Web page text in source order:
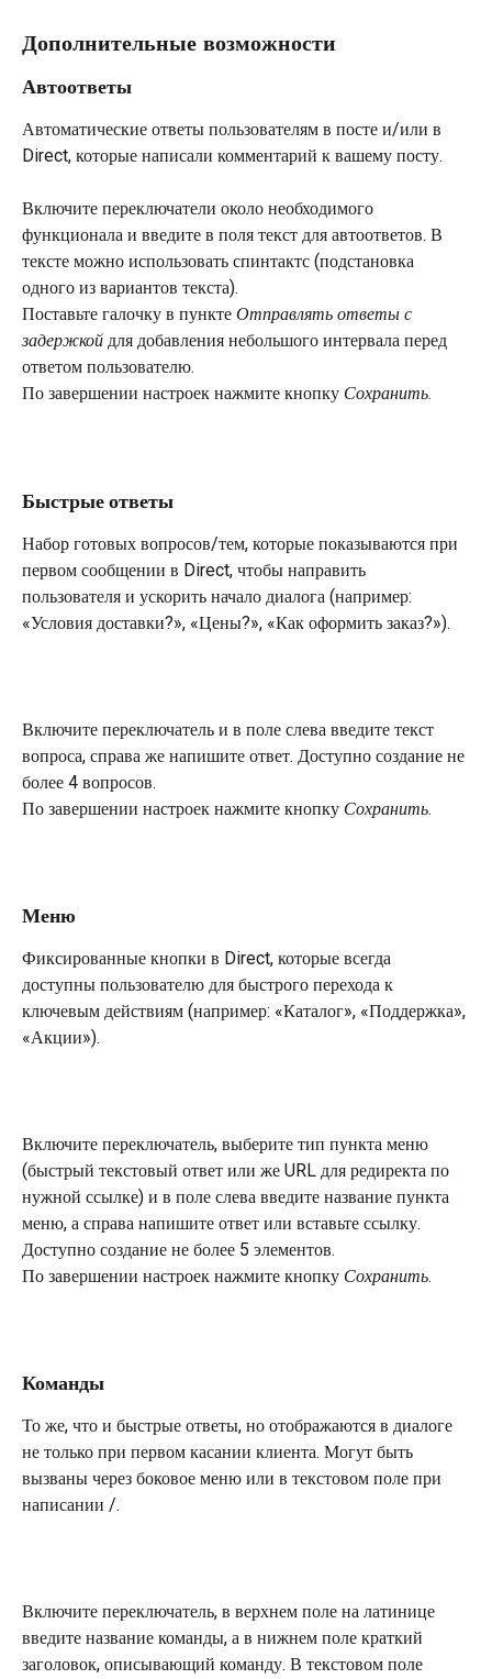
Дополнительные возможности
Автоответы
Автоматические ответы пользователям в посте и/или в
Direct, которые написали комментарий к вашему посту.
Включите переключатели около необходимого
функционала и введите в поля текст для автоответов. В
тексте можно использовать спинтактс (подстановка
одного из вариантов текста).
Поставьте галочку в пункте Отправлять ответы с
задержкой для добавления небольшого интервала перед
ответом пользователю.
По завершении настроек нажмите кнопку Сохранить.
Быстрые ответы
Набор готовых вопросов/тем, которые показываются при
первом сообщении в Direct, чтобы направить
пользователя и ускорить начало диалога (например:
«Условия доставки?», «Цены?», «Как оформить заказ?»).
Включите переключатель и в поле слева введите текст
вопроса, справа же напишите ответ. Доступно создание не
более 4 вопросов.
По завершении настроек нажмите кнопку Сохранить.
Меню
Фиксированные кнопки в Direct, которые всегда
доступны пользователю для быстрого перехода к
ключевым действиям (например: «Каталог», «Поддержка»,
«Акции»).
Включите переключатель, выберите тип пункта меню
(быстрый текстовый ответ или же URL для редиректа по
нужной ссылке) и в поле слева введите название пункта
меню, а справа напишите ответ или вставьте ссылку.
Доступно создание не более 5 элементов.
По завершении настроек нажмите кнопку Сохранить.
Команды
То же, что и быстрые ответы, но отображаются в диалоге
не только при первом касании клиента. Могут быть
вызваны через боковое меню или в текстовом поле при
написании /.
Включите переключатель, в верхнем поле на латинице
введите название команды, а в нижнем поле краткий
заголовок, описывающий команду. В текстовом поле